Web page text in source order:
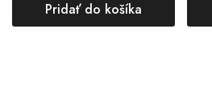
Pridať do košíka